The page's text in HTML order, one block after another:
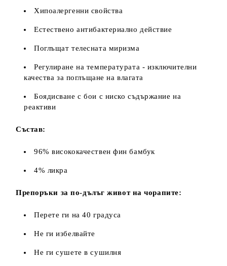
Хипоалергенни свойства
Естествено антибактериално действие
Поглъщат телесната миризма
Регулиране на температурата - изключителни
качества за поглъщане на влагата
Боядисване с бои с ниско съдържание на
реактиви
Състав:
96% висококачествен фин бамбук
4% ликра
Препоръки за по-дълъг живот на чорапите:
Перете ги на 40 градуса
Не ги избелвайте
Не ги сушете в сушилня